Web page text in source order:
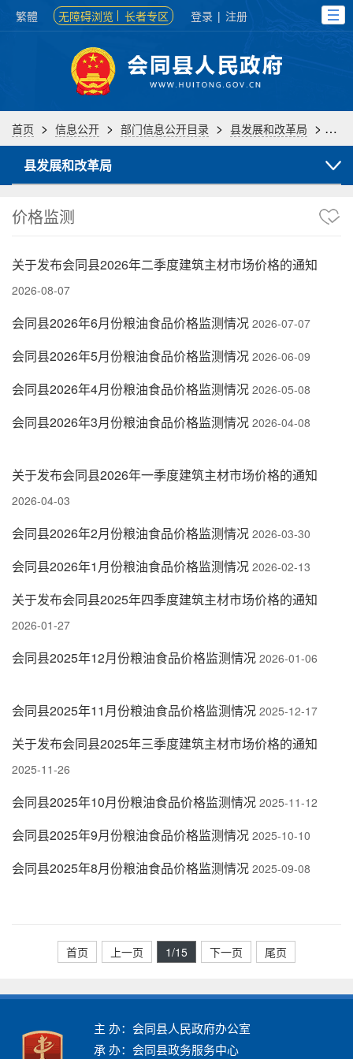
繁體 无障碍浏览 长者专区 登录 | 注册
首页 > 信息公开 > 部门信息公开目录 > 县发展和改革局 > 价
县发展和改革局
价格监测
关于发布会同县2026年二季度建筑主材市场价格的通知
2026-08-07
会同县2026年6月份粮油食品价格监测情况 2026-07-07
会同县2026年5月份粮油食品价格监测情况 2026-06-09
会同县2026年4月份粮油食品价格监测情况 2026-05-08
会同县2026年3月份粮油食品价格监测情况 2026-04-08
关于发布会同县2026年一季度建筑主材市场价格的通知
2026-04-03
会同县2026年2月份粮油食品价格监测情况 2026-03-30
会同县2026年1月份粮油食品价格监测情况 2026-02-13
关于发布会同县2025年四季度建筑主材市场价格的通知
2026-01-27
会同县2025年12月份粮油食品价格监测情况 2026-01-06
会同县2025年11月份粮油食品价格监测情况 2025-12-17
关于发布会同县2025年三季度建筑主材市场价格的通知
2025-11-26
会同县2025年10月份粮油食品价格监测情况 2025-11-12
会同县2025年9月份粮油食品价格监测情况 2025-10-10
会同县2025年8月份粮油食品价格监测情况 2025-09-08
首页 上一页 1/15 下一页 尾页
主 办：会同县人民政府办公室
承 办：会同县政务服务中心